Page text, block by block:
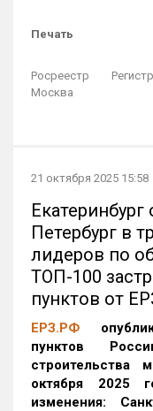
Печать
Росреестр
Москва
21 октября 2025 15:58
Петербург в
лидеров по
ТОП-100
пунктов от
ЕРЗ.РФ
пунктов
строительства
октября 2025
изменения: